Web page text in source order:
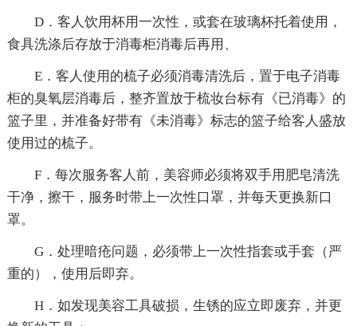
D．客人饮用杯用一次性，或套在玻璃杯托着使用，
食具洗涤后存放于消毒柜消毒后再用、
E．客人使用的梳子必须消毒清洗后，置于电子消毒
柜的臭氧层消毒后，整齐置放于梳妆台标有《已消毒》的
篮子里，并准备好带有《未消毒》标志的篮子给客人盛放
使用过的梳子。
F．每次服务客人前，美容师必须将双手用肥皂清洗
干净，擦干，服务时带上一次性口罩，并每天更换新口
罩。
G．处理暗疮问题，必须带上一次性指套或手套（严
重的），使用后即弃。
H．如发现美容工具破损，生锈的应立即废弃，并更